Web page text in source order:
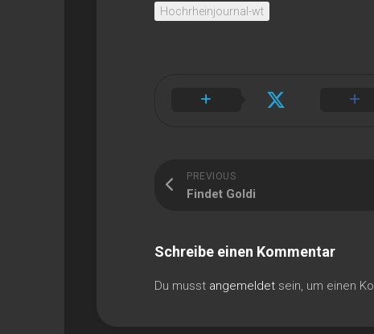
Hochrheinjournal-wt
PREVIOUS
Findet Goldi
Schreibe einen Kommentar
Du musst angemeldet sein, um einen